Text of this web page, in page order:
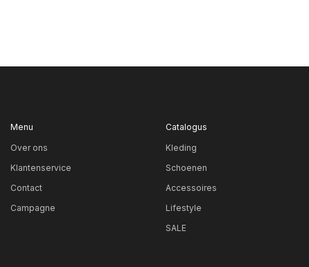
Menu
Over ons
Klantenservice
Contact
Campagne
Catalogus
Kleding
Schoenen
Accessoires
Lifestyle
SALE